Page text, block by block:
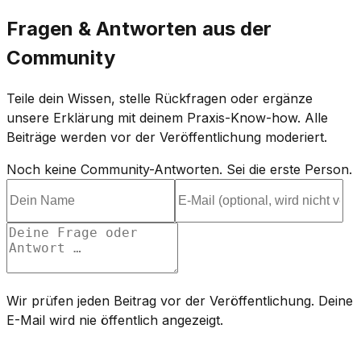
Fragen & Antworten aus der
Community
Teile dein Wissen, stelle Rückfragen oder ergänze
unsere Erklärung mit deinem Praxis-Know-how. Alle
Beiträge werden vor der Veröffentlichung moderiert.
Noch keine Community-Antworten. Sei die erste Person.
Wir prüfen jeden Beitrag vor der Veröffentlichung. Deine
E-Mail wird nie öffentlich angezeigt.